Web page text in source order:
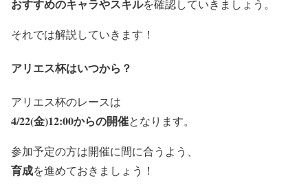
おすすめのキャラやスキルを確認していきましょう。
それでは解説していきます！
アリエス杯はいつから？
アリエス杯のレースは
4/22(金)12:00からの開催となります。
参加予定の方は開催に間に合うよう、
育成を進めておきましょう！